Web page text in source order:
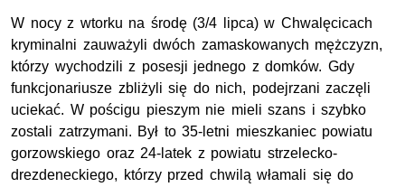
W nocy z wtorku na środę (3/4 lipca) w Chwalęcicach
kryminalni zauważyli dwóch zamaskowanych mężczyzn,
którzy wychodzili z posesji jednego z domków. Gdy
funkcjonariusze zbliżyli się do nich, podejrzani zaczęli
uciekać. W pościgu pieszym nie mieli szans i szybko
zostali zatrzymani. Był to 35-letni mieszkaniec powiatu
gorzowskiego oraz 24-latek z powiatu strzelecko-
drezdeneckiego, którzy przed chwilą włamali się do